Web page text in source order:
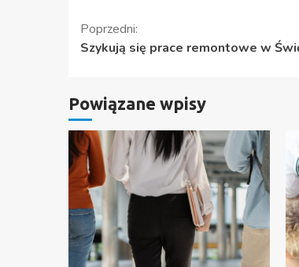
Kontynuuj
Poprzedni:
Szykują się prace remontowe w
Powiązane wpisy